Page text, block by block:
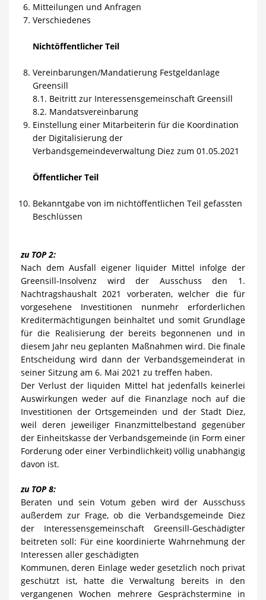
Mitteilungen und Anfragen
Verschiedenes
Nichtöffentlicher Teil
Vereinbarungen/Mandatierung Festgeldanlage
Greensill
8.1. Beitritt zur Interessensgemeinschaft Greensill
8.2. Mandatsvereinbarung
Einstellung einer Mitarbeiterin für die Koordination
der Digitalisierung der
Verbandsgemeindeverwaltung Diez zum 01.05.2021
Öffentlicher Teil
Bekanntgabe von im nichtöffentlichen Teil gefassten
Beschlüssen
zu TOP 2:
Nach dem Ausfall eigener liquider Mittel infolge der
Greensill-Insolvenz wird der Ausschuss den 1.
Nachtragshaushalt 2021 vorberaten, welcher die für
vorgesehene Investitionen nunmehr erforderlichen
Kreditermächtigungen beinhaltet und somit Grundlage
für die Realisierung der bereits begonnenen und in
diesem Jahr neu geplanten Maßnahmen wird. Die finale
Entscheidung wird dann der Verbandsgemeinderat in
seiner Sitzung am 6. Mai 2021 zu treffen haben.
Der Verlust der liquiden Mittel hat jedenfalls keinerlei
Auswirkungen weder auf die Finanzlage noch auf die
Investitionen der Ortsgemeinden und der Stadt Diez,
weil deren jeweiliger Finanzmittelbestand gegenüber
der Einheitskasse der Verbandsgemeinde (in Form einer
Forderung oder einer Verbindlichkeit) völlig unabhängig
davon ist.
zu TOP 8:
Beraten und sein Votum geben wird der Ausschuss
außerdem zur Frage, ob die Verbandsgemeinde Diez
der Interessensgemeinschaft Greensill-Geschädigter
beitreten soll: Für eine koordinierte Wahrnehmung der
Interessen aller geschädigten
Kommunen, deren Einlage weder gesetzlich noch privat
geschützt ist, hatte die Verwaltung bereits in den
vergangenen Wochen mehrere Gesprächstermine in